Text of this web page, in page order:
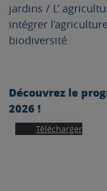
jardins / L’
intégrer
biodiversité
Découvrez le
2026 !
Télécharger